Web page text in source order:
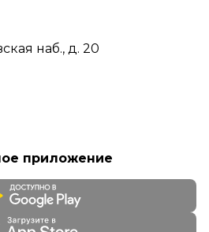
наб., д. 20
приложение